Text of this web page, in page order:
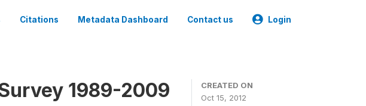
Citations Metadata Dashboard Contact us Login
1989-2009
CREATED ON
Oct 15, 2012